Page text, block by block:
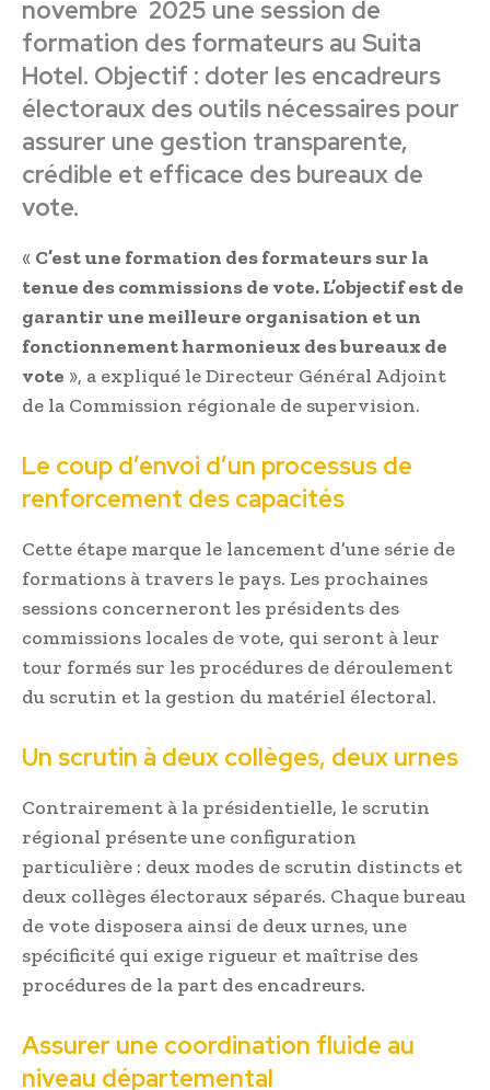
novembre 2025 une session de
formation des formateurs au Suita
Hotel. Objectif : doter les encadreurs
électoraux des outils nécessaires pour
assurer une gestion transparente,
crédible et efficace des bureaux de
vote.
« C’est une formation des formateurs sur la
tenue des commissions de vote. L’objectif est de
garantir une meilleure organisation et un
fonctionnement harmonieux des bureaux de
vote », a expliqué le Directeur Général Adjoint
de la Commission régionale de supervision.
Le coup d’envoi d’un processus de
renforcement des capacités
Cette étape marque le lancement d’une série de
formations à travers le pays. Les prochaines
sessions concerneront les présidents des
commissions locales de vote, qui seront à leur
tour formés sur les procédures de déroulement
du scrutin et la gestion du matériel électoral.
Un scrutin à deux collèges, deux urnes
Contrairement à la présidentielle, le scrutin
régional présente une configuration
particulière : deux modes de scrutin distincts et
deux collèges électoraux séparés. Chaque bureau
de vote disposera ainsi de deux urnes, une
spécificité qui exige rigueur et maîtrise des
procédures de la part des encadreurs.
Assurer une coordination fluide au
niveau départemental